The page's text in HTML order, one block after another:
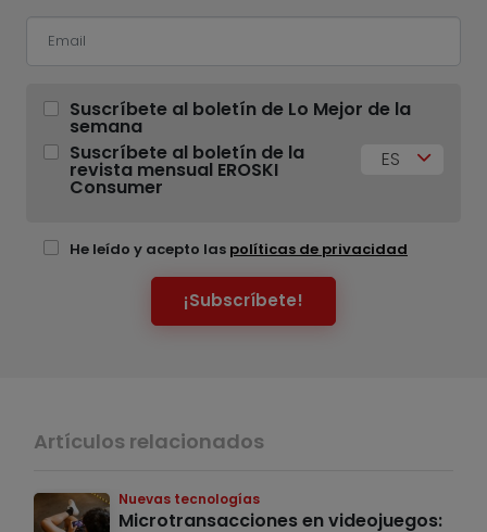
Suscríbete al boletín de Lo Mejor de la
semana
Suscríbete al boletín de la
revista mensual EROSKI
Consumer
ES
He leído y acepto las políticas de privacidad
¡Subscríbete!
Artículos relacionados
Nuevas tecnologías
Microtransacciones en videojuegos: